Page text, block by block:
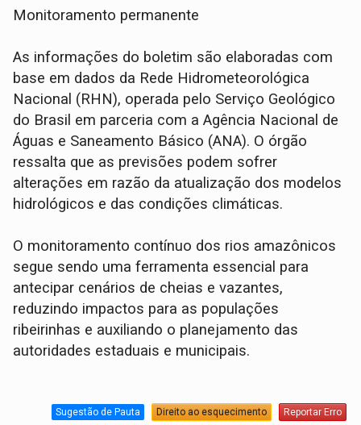
Monitoramento permanente
As informações do boletim são elaboradas com
base em dados da Rede Hidrometeorológica
Nacional (RHN), operada pelo Serviço Geológico
do Brasil em parceria com a Agência Nacional de
Águas e Saneamento Básico (ANA). O órgão
ressalta que as previsões podem sofrer
alterações em razão da atualização dos modelos
hidrológicos e das condições climáticas.
O monitoramento contínuo dos rios amazônicos
segue sendo uma ferramenta essencial para
antecipar cenários de cheias e vazantes,
reduzindo impactos para as populações
ribeirinhas e auxiliando o planejamento das
autoridades estaduais e municipais.
Sugestão de Pauta Direito ao esquecimento Reportar Erro